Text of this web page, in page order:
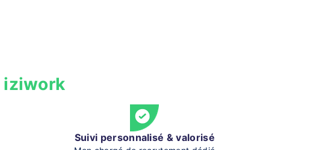
iziwork
Suivi personnalisé & valorisé